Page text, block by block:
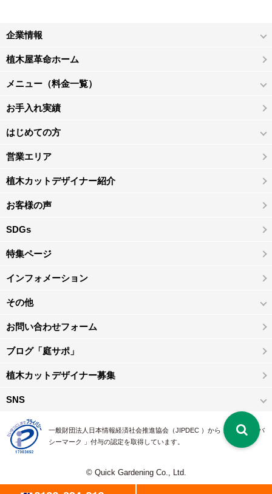
企業情報
植木屋革命ホーム
メニュー（料金一覧）
お手入れ実績
はじめての方
営業エリア
植木カットデザイナー紹介
お客様の声
SDGs
特集ページ
インフォメーション
その他
お問い合わせフォーム
ブログ「庭サポ」
植木カットデザイナー募集
SNS
一般財団法人日本情報経済社会推進協会（JIPDEC ）から 、「 プライバ
シーマーク 」付与の認定を取得しています。
© Quick Gardening Co., Ltd.